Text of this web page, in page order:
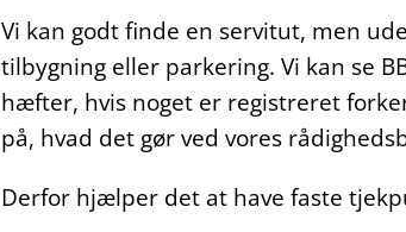
Vi kan godt finde en servitut, men
tilbygning eller parkering. Vi kan se
hæfter, hvis noget er registreret
på, hvad det gør ved vores
Derfor hjælper det at have faste